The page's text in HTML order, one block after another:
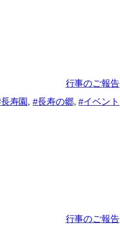
行事のご報告
長寿園, 長寿の郷, イベント
行事のご報告